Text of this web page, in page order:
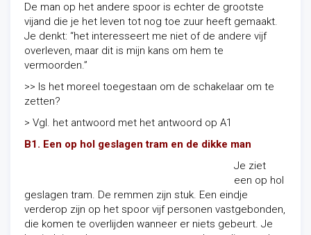
De man op het andere spoor is echter de grootste
vijand die je het leven tot nog toe zuur heeft gemaakt.
Je denkt: “het interesseert me niet of de andere vijf
overleven, maar dit is mijn kans om hem te
vermoorden.”
>> Is het moreel toegestaan om de schakelaar om te
zetten?
> Vgl. het antwoord met het antwoord op A1
B1. Een op hol geslagen tram en de dikke man
Je ziet
een op hol
geslagen tram. De remmen zijn stuk. Een eindje
verderop zijn op het spoor vijf personen vastgebonden,
die komen te overlijden wanneer er niets gebeurt. Je